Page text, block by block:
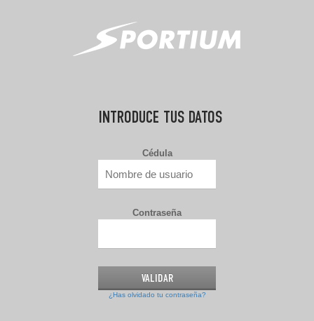
INTRODUCE TUS DATOS
Cédula
Contraseña
¿Has olvidado tu contraseña?